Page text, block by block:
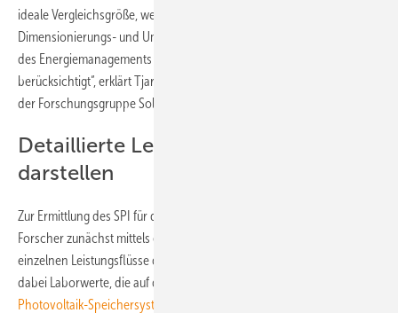
ideale Vergleichsgröße, weil er neben den Regelungs-,
Dimensionierungs- und Umwandlungsverlusten auch die Einflüsse
des Energiemanagements und des Bereitschaftsbetriebs
berücksichtigt“, erklärt Tjarko Tjaden, wissenschaftlicher Mitarbeiter
der Forschungsgruppe Solarspeichersysteme an der HTW Berlin.
Detaillierte Leistungsflüsse
darstellen
Zur Ermittlung des SPI für die einzelnen Speicher berechnen die
Forscher zunächst mittels einer Computersimulation detailliert die
einzelnen Leistungsflüsse des Systems. Als Eingangsparameter dienen
dabei Laborwerte, die auf der Basis des
Photovoltaik-Speichersysteme